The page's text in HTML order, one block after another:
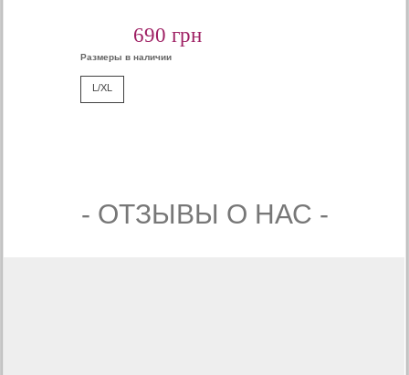
690 грн
Размеры в наличии
L/XL
- ОТЗЫВЫ О НАС -